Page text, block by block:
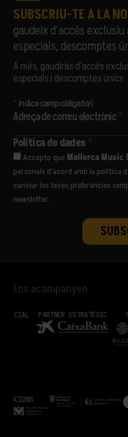
SUBSCRIU-TE A LA
gaudeix d’accés
especials, descomptes
A més, gaudiràs d’accés
especials i descomptes únics
*indica camp obligatori
Adreça de correu electrònic*
Política de dades *
Accepto que Mallorca Music
personals d’acord amb la política
canviar les teves preferències
newsletter.
Ens acompanyen
ESTRATÈGIC PATROCINEN